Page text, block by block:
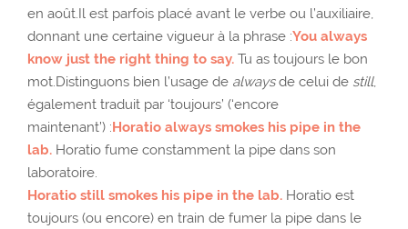
en août.Il est parfois placé avant le verbe ou l’auxiliaire,
donnant une certaine vigueur à la phrase :You always
know just the right thing to say. Tu as toujours le bon
mot.Distinguons bien l’usage de alwaysde celui de still,
également traduit par ‘toujours’ (‘encore
maintenant’) :Horatio always smokes his pipe in the
lab. Horatio fume constamment la pipe dans son
laboratoire.
Horatio still smokes his pipe in the lab. Horatio est
toujours (ou encore) en train de fumer la pipe dans le